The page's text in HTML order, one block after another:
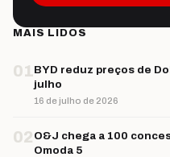
MAIS LIDOS
01BYD reduz preços de
julho
16 de julho de 2026
02 O&J chega a 100
Omoda 5